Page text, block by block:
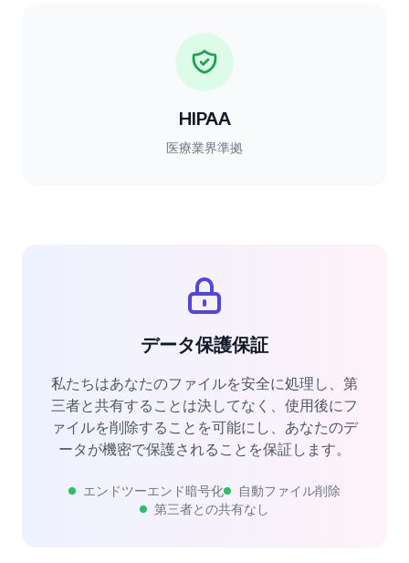
HIPAA
医療業界準拠
データ保護保証
私たちはあなたのファイルを安全に処理し、第
三者と共有することは決してなく、使用後にフ
ァイルを削除することを可能にし、あなたのデ
ータが機密で保護されることを保証します。
エンドツーエンド暗号化
自動ファイル削除
第三者との共有なし